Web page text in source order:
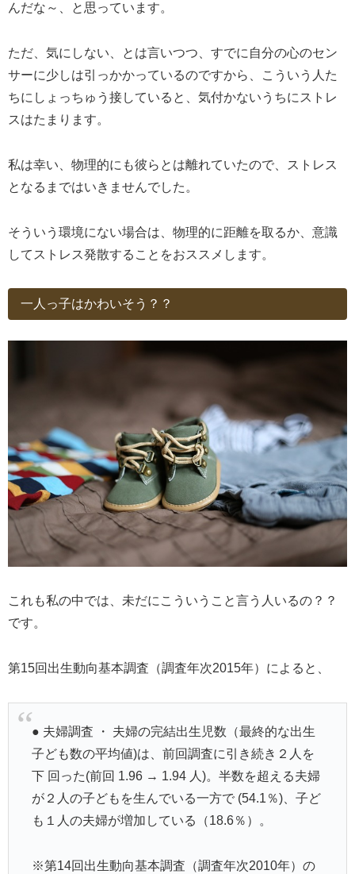
んだな～、と思っています。
ただ、気にしない、とは言いつつ、すでに自分の心のセン
サーに少しは引っかかっているのですから、こういう人た
ちにしょっちゅう接していると、気付かないうちにストレ
スはたまります。
私は幸い、物理的にも彼らとは離れていたので、ストレス
となるまではいきませんでした。
そういう環境にない場合は、物理的に距離を取るか、意識
してストレス発散することをおススメします。
一人っ子はかわいそう？？
これも私の中では、未だにこういうこと言う人いるの？？
です。
第15回出生動向基本調査（調査年次2015年）によると、
● 夫婦調査 ・ 夫婦の完結出生児数（最終的な出生
子ども数の平均値)は、前回調査に引き続き２人を
下 回った(前回 1.96 → 1.94 人)。半数を超える夫婦
が２人の子どもを生んでいる一方で (54.1％)、子ど
も１人の夫婦が増加している（18.6％）。
※第14回出生動向基本調査（調査年次2010年）の